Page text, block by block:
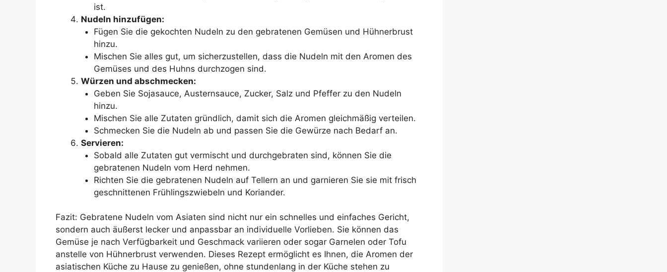
ist.
Nudeln hinzufügen:
Fügen Sie die gekochten Nudeln zu den gebratenen Gemüsen und Hühnerbrust
hinzu.
Mischen Sie alles gut, um sicherzustellen, dass die Nudeln mit den Aromen des
Gemüses und des Huhns durchzogen sind.
Würzen und abschmecken:
Geben Sie Sojasauce, Austernsauce, Zucker, Salz und Pfeffer zu den Nudeln
hinzu.
Mischen Sie alle Zutaten gründlich, damit sich die Aromen gleichmäßig verteilen.
Schmecken Sie die Nudeln ab und passen Sie die Gewürze nach Bedarf an.
Servieren:
Sobald alle Zutaten gut vermischt und durchgebraten sind, können Sie die
gebratenen Nudeln vom Herd nehmen.
Richten Sie die gebratenen Nudeln auf Tellern an und garnieren Sie sie mit frisch
geschnittenen Frühlingszwiebeln und Koriander.
Fazit: Gebratene Nudeln vom Asiaten sind nicht nur ein schnelles und einfaches Gericht,
sondern auch äußerst lecker und anpassbar an individuelle Vorlieben. Sie können das
Gemüse je nach Verfügbarkeit und Geschmack variieren oder sogar Garnelen oder Tofu
anstelle von Hühnerbrust verwenden. Dieses Rezept ermöglicht es Ihnen, die Aromen der
asiatischen Küche zu Hause zu genießen, ohne stundenlang in der Küche stehen zu